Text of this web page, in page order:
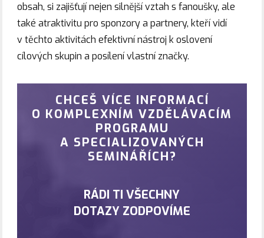
obsah, si zajišťují nejen silnější vztah s fanoušky, ale
také atraktivitu pro sponzory a partnery, kteří vidí
v těchto aktivitách efektivní nástroj k oslovení
cílových skupin a posílení vlastní značky.
CHCEŠ VÍCE INFORMACÍ
O KOMPLEXNÍM VZDĚLÁVACÍM
PROGRAMU
A SPECIALIZOVANÝCH
SEMINÁŘÍCH?
RÁDI TI VŠECHNY
DOTAZY ZODPOVÍME